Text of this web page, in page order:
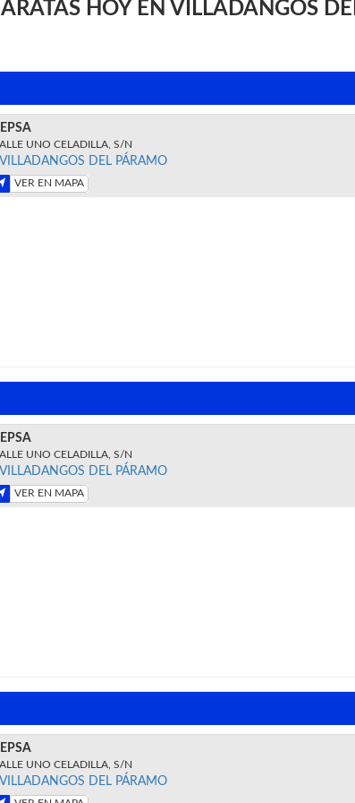
HOY EN VILLADANGOS
UNO CELADILLA, S/N
VILLADANGOS DEL PÁRAMO
VER EN MAPA
UNO CELADILLA, S/N
VILLADANGOS DEL PÁRAMO
VER EN MAPA
UNO CELADILLA, S/N
VILLADANGOS DEL PÁRAMO